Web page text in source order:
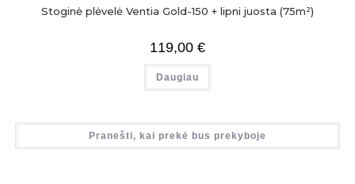
Stoginė plėvelė Ventia Gold-150 + lipni juosta (75m²)
119,00 €
Daugiau
Pranešti, kai prekė bus prekyboje